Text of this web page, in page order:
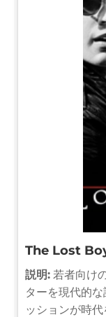
The Lost
説明: 若者向け
ターを現代的
ッションが時